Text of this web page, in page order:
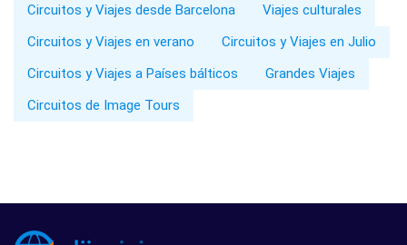
Circuitos y Viajes desde Barcelona
Viajes culturales
Circuitos y Viajes en verano
Circuitos y Viajes en Julio
Circuitos y Viajes a Países bálticos
Grandes Viajes
Circuitos de Image Tours